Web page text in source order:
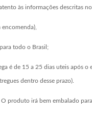
às informações descritas
todo o Brasil;
é de 15 a 25 dias uteis após o
dentro desse prazo).
produto irá bem embalado